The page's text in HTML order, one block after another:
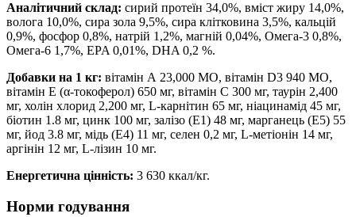
Аналітичний склад: сирий протеїн 34,0%, вміст жиру 14,0%,
волога 10,0%, сира зола 9,5%, сира клітковина 3,5%, кальцій
0,9%, фосфор 0,8%, натрій 1,2%, магній 0,04%, Омега-3 0,8%,
Омега-6 1,7%, EPA 0,01%, DHA 0,2 %.
Добавки на 1 кг: вітамін А 23,000 МО, вітамін D3 940 МО,
вітамін E (α-токоферол) 650 мг, вітамін C 300 мг, таурін 2,400
мг, холін хлорид 2,200 мг, L-карнітин 65 мг, ніацинамід 45 мг,
біотин 1.8 мг, цинк 100 мг, залізо (E1) 48 мг, марганець (E5) 55
мг, йод 3.8 мг, мідь (E4) 11 мг, селен 0,2 мг, L-метіонін 14 мг,
аргінін 12 мг, L-лізин 10 мг.
Енергетична цінність: 3 630 ккал/кг.
Норми годування